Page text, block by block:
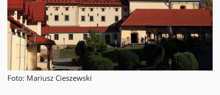
Foto: Mariusz Cieszewski